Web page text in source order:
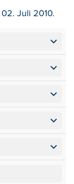
Juli 2010.